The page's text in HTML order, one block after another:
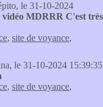
le 31-10-2024
MDRRR C'est très
, site de voyance,
le 31-10-2024 15:39:35
, site de voyance,